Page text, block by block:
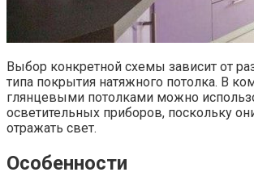
Выбор конкретной схемы зависит от
типа покрытия натяжного потолка. В
глянцевыми потолками можно
осветительных приборов, поскольку
отражать свет.
Особенности